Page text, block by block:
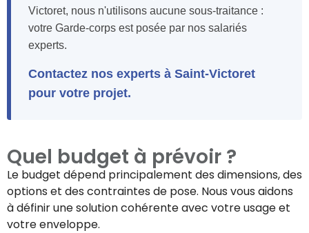
Victoret, nous n'utilisons aucune sous-traitance :
votre Garde-corps est posée par nos salariés
experts.
Contactez nos experts à Saint-Victoret
pour votre projet.
Quel budget à prévoir ?
Le budget dépend principalement des dimensions, des
options et des contraintes de pose. Nous vous aidons
à définir une solution cohérente avec votre usage et
votre enveloppe.